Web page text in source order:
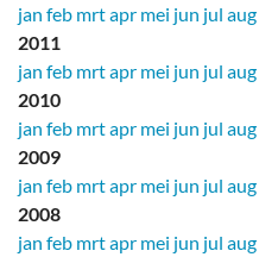
jan feb mrtapr mei jun jul aug
2011
jan feb mrtapr mei jun jul aug
2010
jan feb mrtapr mei jun jul aug
2009
jan feb mrtapr mei jun jul aug
2008
jan feb mrtapr mei jun jul aug